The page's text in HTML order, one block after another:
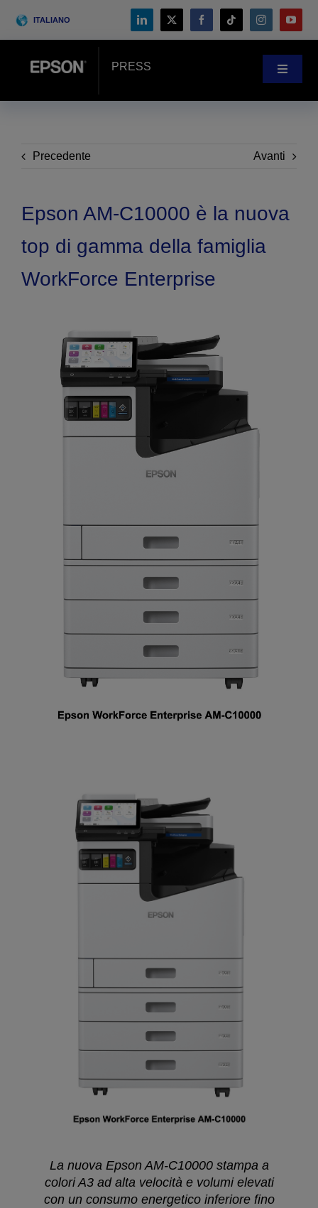
ITALIANO
PRESS
Toggle
CASE HISTORY
Eventi
Search
Precedente Avanti
Epson AM-C10000 è la nuova
top di gamma della famiglia
WorkForce Enterprise
La nuova Epson AM-C10000 stampa a
colori A3 ad alta velocità e volumi elevati
con un consumo energetico inferiore fino